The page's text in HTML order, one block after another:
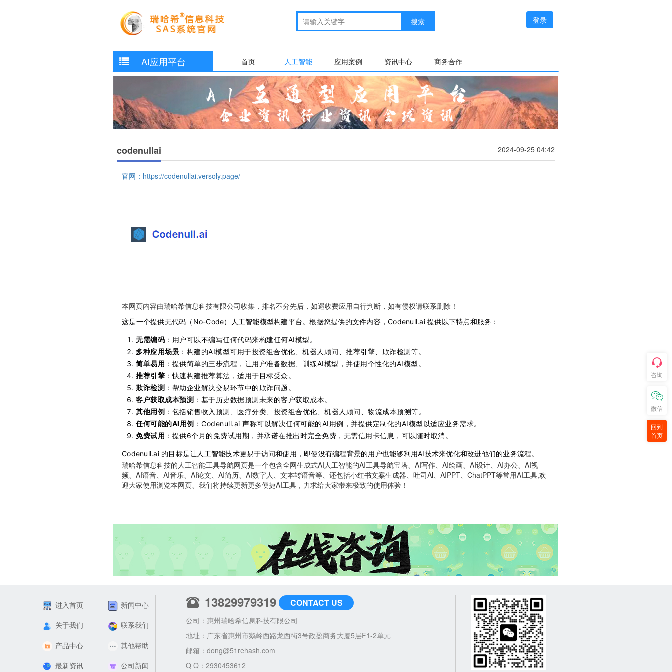
登录
AI应用平台 首页 人工智能 应用案例 资讯中心 商务合作
codenullai 2024-09-25 04:42
官网：https://codenullai.versoly.page/
本网页内容由瑞哈希信息科技有限公司收集，排名不分先后，如遇收费应用自行判断，如有侵权请联系删除！
这是一个提供无代码（No-Code）人工智能模型构建平台。根据您提供的文件内容，Codenull.ai 提供以下特点和服务：
无需编码 ：用户可以不编写任何代码来构建任何AI模型。
多种应用场景 ：构建的AI模型可用于投资组合优化、机器人顾问、推荐引擎、欺诈检测等。
简单易用 ：提供简单的三步流程，让用户准备数据、训练AI模型，并使用个性化的AI模型。
推荐引擎 ：快速构建推荐算法，适用于目标受众。
欺诈检测 ：帮助企业解决交易环节中的欺诈问题。
客户获取成本预测 ：基于历史数据预测未来的客户获取成本。
其他用例 ：包括销售收入预测、医疗分类、投资组合优化、机器人顾问、物流成本预测等。
任何可能的AI用例 ：Codenull.ai 声称可以解决任何可能的AI用例，并提供定制化的AI模型以适应业务需求。
免费试用 ：提供6个月的免费试用期，并承诺在推出时完全免费，无需信用卡信息，可以随时取消。
Codenull.ai 的目标是让人工智能技术更易于访问和使用，即使没有编程背景的用户也能够利用AI技术来优化和改进他们的业务流程。
瑞哈希信息科技的人工智能工具导航网页是一个包含全网生成式AI人工智能的AI工具导航宝塔、AI写作、AI绘画、AI设计、AI办公、AI视
频、AI语音、AI音乐、AI论文、AI简历、AI数字人、文本转语音等、还包括小红书文案生成器、吐司Al、AIPPT、ChatPPT等常用AI工具,欢
迎大家使用浏览本网页、我们将持续更新更多便捷AI工具，力求给大家带来极致的使用体验！
进入首页 新闻中心
关于我们 联系我们
产品中心 其他帮助
最新资讯 公司新闻
13829979319 CONTACT US
公司：惠州瑞哈希信息科技有限公司
地址：广东省惠州市鹅岭西路龙西街3号政盈商务大厦5层F1-2单元
邮箱： dong@51rehash.com
Q Q：2930453612
咨询
微信
回到
首页